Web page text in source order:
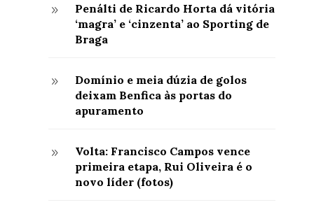
9
Penálti de Ricardo Horta dá vitória
‘magra’ e ‘cinzenta’ ao Sporting de
Braga
9
Domínio e meia dúzia de golos
deixam Benfica às portas do
apuramento
9
Volta: Francisco Campos vence
primeira etapa, Rui Oliveira é o
novo líder (fotos)